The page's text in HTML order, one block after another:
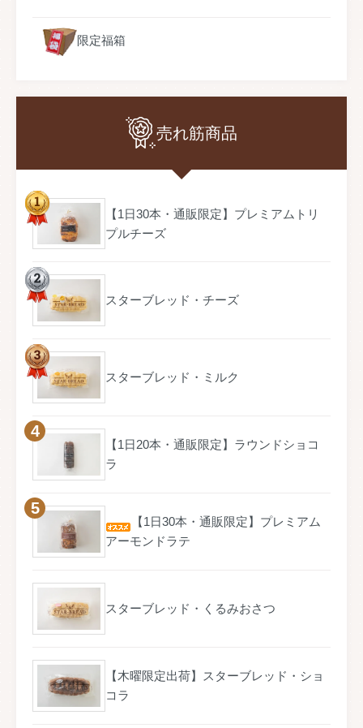
限定福箱
売れ筋商品
【1日30本・通販限定】プレミアムトリ
プルチーズ
スターブレッド・チーズ
スターブレッド・ミルク
【1日20本・通販限定】ラウンドショコ
ラ
【1日30本・通販限定】プレミアム
アーモンドラテ
スターブレッド・くるみおさつ
【木曜限定出荷】スターブレッド・ショ
コラ